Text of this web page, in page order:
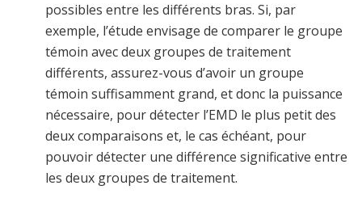
possibles entre les différents bras. Si, par
exemple, l’étude envisage de comparer le groupe
témoin avec deux groupes de traitement
différents, assurez-vous d’avoir un groupe
témoin suffisamment grand, et donc la puissance
nécessaire, pour détecter l’EMD le plus petit des
deux comparaisons et, le cas échéant, pour
pouvoir détecter une différence significative entre
les deux groupes de traitement.